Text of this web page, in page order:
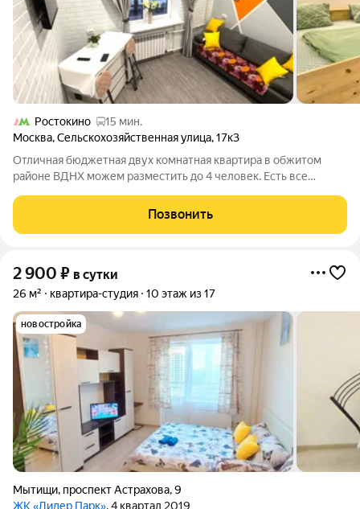
Ростокино
15 мин.
Москва,Сельскохозяйственная улица,17к3
Отличная бюджетная двух комнатная квартира в обжитом
районе ВДНХ можем разместить до 4 человек. Есть все
Позвонить
2 900 ₽ в сутки
26 м² квартира-студия 10 этаж из 17
новостройка
Мытищи, проспект Астрахова,9
ЖК «Лидер Парк», 4 квартал 2019